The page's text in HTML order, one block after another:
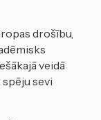
drošību,
veidā
sevi